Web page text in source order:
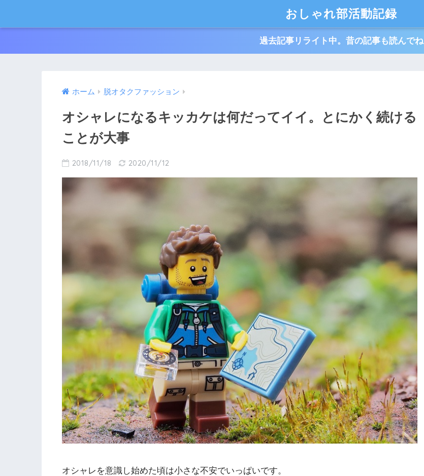
おしゃれ部活動記録
過去記事リライト中。昔の記事も読んでね
ホーム 脱オタクファッション
オシャレになるキッカケは何だってイイ。とにかく続ける
ことが大事
2018/11/18 2020/11/12
オシャレを意識し始めた頃は小さな不安でいっぱいです。